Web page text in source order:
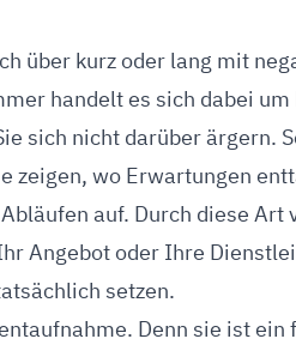
über kurz oder lang mit
handelt es sich dabei
sich nicht darüber ärgern.
zeigen, wo Erwartungen
auf. Durch diese Art
Angebot oder Ihre
setzen.
Denn sie ist